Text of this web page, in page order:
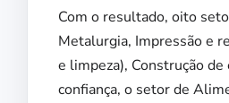
Com o resultado, oito
Metalurgia, Impressão e
e limpeza), Construção
confiança, o setor de